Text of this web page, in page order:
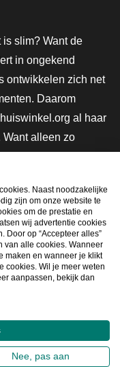
is slim? Want de
in ongekend
ontwikkelen zich net
Daarom
al haar
Want alleen zo
mee en maak
Naast noodzakelijke
zijn om onze website te
om de prestatie en
wij advertentie cookies
Door op “Accepteer alles”
van alle cookies. Wanneer
maken en wanneer je klikt
cookies. Wil je meer weten
aanpassen, bekijk dan
Nee, pas aan